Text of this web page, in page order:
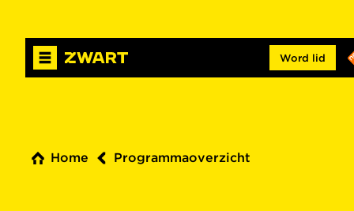
Word lid
Home Programmaoverzicht